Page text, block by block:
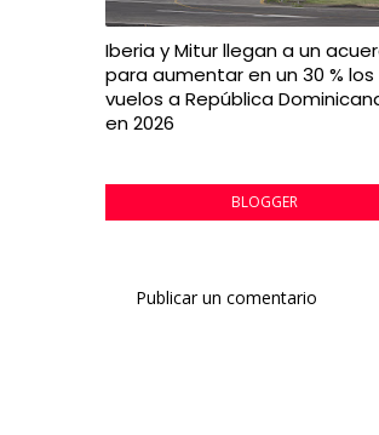
Iberia y Mitur llegan a un
para aumentar en un 30 % los
vuelos a República
en 2026
BLOGGER
Publicar un comentario